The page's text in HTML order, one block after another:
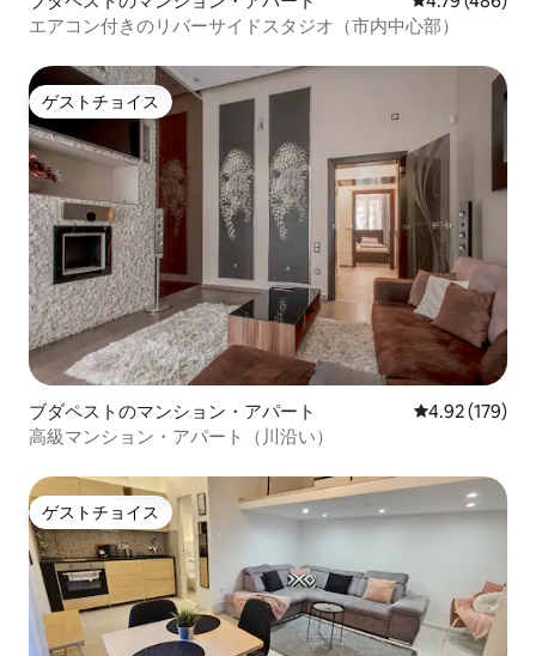
エアコン付きのリバーサイドスタジオ（市内中心部）
ゲストチョイス
ゲストチョイス
ブダペストのマンション・アパート レビュー179
4.92 (179)
高級マンション・アパート（川沿い）
ゲストチョイス
ゲストチョイス